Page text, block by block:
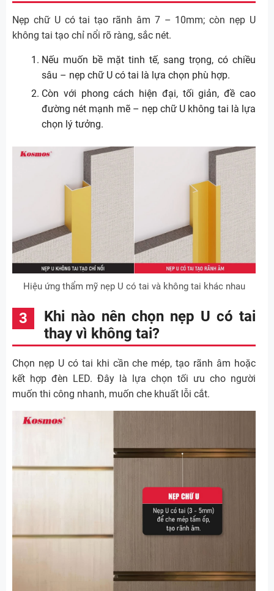
Nẹp chữ U có tai tạo rãnh âm 7 – 10mm; còn nẹp U
không tai tạo chỉ nổi rõ ràng, sắc nét.
Nếu muốn bề mặt tinh tế, sang trọng, có chiều
sâu – nẹp chữ U có tai là lựa chọn phù hợp.
Còn với phong cách hiện đại, tối giản, đề cao
đường nét mạnh mẽ – nẹp chữ U không tai là lựa
chọn lý tưởng.
Hiệu ứng thẩm mỹ nẹp U có tai và không tai khác nhau
Khi nào nên chọn nẹp U có tai
thay vì không tai?
Chọn nẹp U có tai khi cần che mép, tạo rãnh âm hoặc
kết hợp đèn LED. Đây là lựa chọn tối ưu cho người
muốn thi công nhanh, muốn che khuất lỗi cắt.